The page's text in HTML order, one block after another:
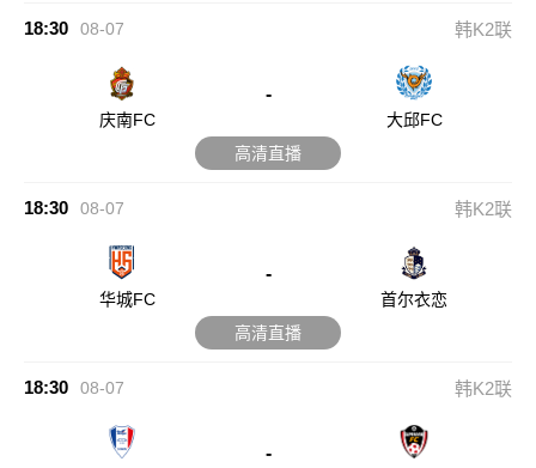
18:30 08-07 韩K2联
庆南FC
-
大邱FC
高清直播
18:30 08-07 韩K2联
华城FC
-
首尔衣恋
高清直播
18:30 08-07 韩K2联
-